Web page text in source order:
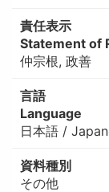
責任表示
Statement of
仲宗根, 政善
言語
Language
日本語 /
資料種別
その他